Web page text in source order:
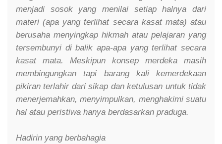
menjadi sosok yang menilai setiap halnya dari
materi (apa yang terlihat secara kasat mata) atau
berusaha menyingkap hikmah atau pelajaran yang
tersembunyi di balik apa-apa yang terlihat secara
kasat mata. Meskipun konsep merdeka masih
membingungkan tapi barang kali kemerdekaan
pikiran terlahir dari sikap dan ketulusan untuk tidak
menerjemahkan, menyimpulkan, menghakimi suatu
hal atau peristiwa hanya berdasarkan praduga.
Hadirin yang berbahagia